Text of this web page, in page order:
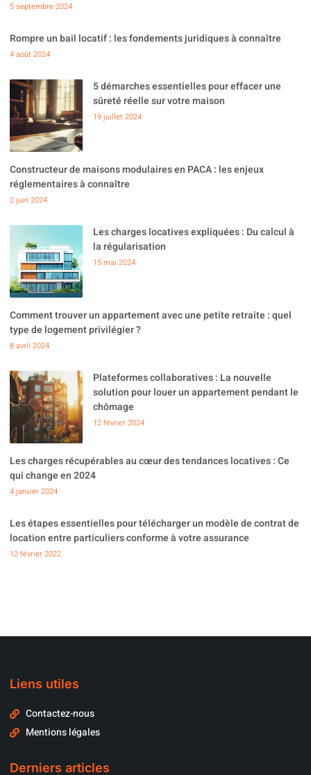
5 septembre 2024
Rompre un bail locatif : les fondements juridiques à connaître
4 août 2024
5 démarches essentielles pour effacer une
sûreté réelle sur votre maison
19 juillet 2024
Constructeur de maisons modulaires en PACA : les enjeux
réglementaires à connaître
2 juin 2024
Les charges locatives expliquées : Du calcul à
la régularisation
15 mai 2024
Comment trouver un appartement avec une petite retraite : quel
type de logement privilégier ?
8 avril 2024
Plateformes collaboratives : La nouvelle
solution pour louer un appartement pendant le
chômage
12 février 2024
Les charges récupérables au cœur des tendances locatives : Ce
qui change en 2024
4 janvier 2024
Les étapes essentielles pour télécharger un modèle de contrat de
location entre particuliers conforme à votre assurance
12 février 2022
Liens utiles
Contactez-nous
Mentions légales
Derniers articles